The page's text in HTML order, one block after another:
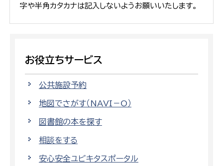
字や半角カタカナは記入しないようお願いいたします。
お役立ちサービス
公共施設予約
地図でさがす（NAVI－O）
図書館の本を探す
相談をする
安心安全ユビキタスポータル